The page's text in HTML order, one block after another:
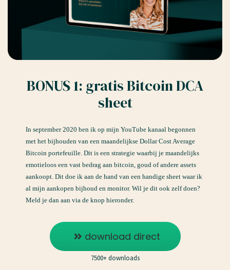
BONUS 1: gratis Bitcoin DCA
sheet
In september 2020 ben ik op mijn YouTube kanaal begonnen
met het bijhouden van een maandelijkse Dollar Cost Average
Bitcoin portefeuille. Dit is een strategie waarbij je maandelijks
emotieloos een vast bedrag aan bitcoin, goud of andere assets
aankoopt. Dit doe ik aan de hand van een handige sheet waar ik
al mijn aankopen bijhoud en monitor. Wil je dit ook zelf doen?
Meld je dan aan via de knop hieronder.
download direct
7500+ downloads